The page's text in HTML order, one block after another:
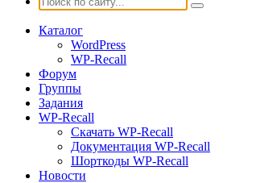
Каталог
WordPress
WP-Recall
Форум
Группы
Задания
WP-Recall
Скачать WP-Recall
Документация WP-Recall
Шорткоды WP-Recall
Новости